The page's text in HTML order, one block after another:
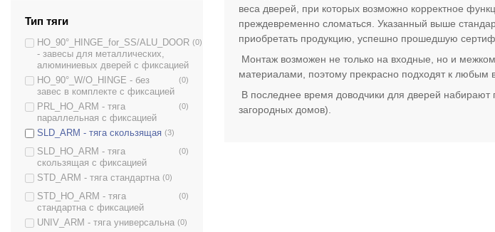
DS-3550P (3)
DS-3550T (3)
DS-4550 (3)
DS-4550P (3)
DS-4550T
FR-12-R
S-202 (1)
S-401 (1)
S-401N (1)
S-402 (1)
Тип тяги
HO_90°_HINGE_for_SS/ALU_DOOR
- завесы для металлических,
алюминиевых дверей с фиксацией
(0)
HO_90°_W/O_HINGE - без
завес в комплекте с фиксацией
(0)
PRL_HO_ARM - тяга
параллельная с фиксацией
(0)
SLD_ARM - тяга скользящая (3)
SLD_HO_ARM - тяга
скользящая с фиксацией
(0)
STD_ARM - тяга стандартна (0)
STD_HO_ARM - тяга
стандартна с фиксацией
(0)
UNIV_ARM - тяга универсальна (0)
веса дверей, при которых возможно корректное
преждевременно сломаться. Указанный выше
приобретать продукцию, успешно прошедшую
Монтаж возможен не только на входные, но и
материалами, поэтому прекрасно подходят к любым
В последнее время доводчики для дверей
загородных домов).